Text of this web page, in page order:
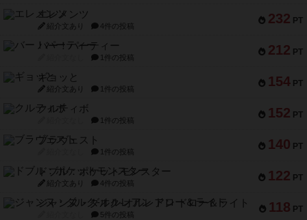
232 PT
エレメンツ
紹介文あり 4件の投稿
212 PT
バー！パーティー
1件の投稿
154 PT
ギョッと
紹介文あり 1件の投稿
152 PT
クルティボ
1件の投稿
140 PT
ブラヴェスト
1件の投稿
122 PT
ドブル：ポケットモンスター
紹介文あり 4件の投稿
118 PT
ジャンヌ・ダルク-オルレアン ドロー＆ライト
5件の投稿